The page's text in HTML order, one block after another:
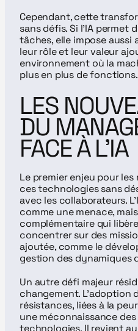
Cependant, cette
sans défis. Si l’IA permet
tâches, elle impose aussi
leur rôle et leur valeur
environnement où la
plus en plus de fonctions.
LES
DU
FACE À L’IA
Le premier enjeu pour
ces technologies sans
avec les collaborateurs.
comme une menace,
complémentaire qui
concentrer sur des
ajoutée, comme le
gestion des dynamiques
Un autre défi majeur
changement. L’adoption
résistances, liées à la
une méconnaissance
technologies. Il revient